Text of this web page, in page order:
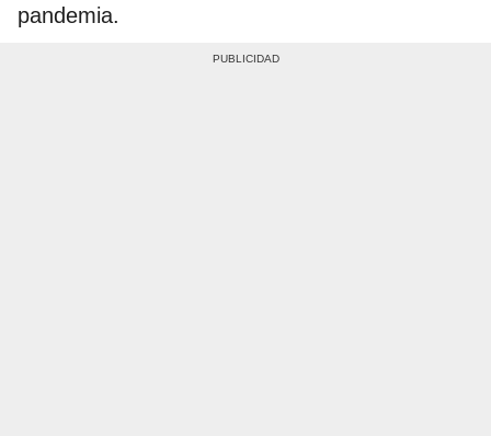
pandemia.